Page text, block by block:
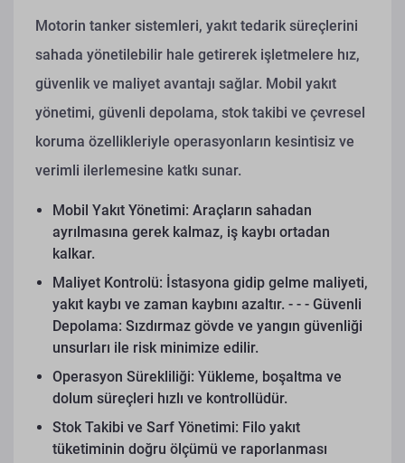
Motorin tanker sistemleri, yakıt tedarik süreçlerini
sahada yönetilebilir hale getirerek işletmelere hız,
güvenlik ve maliyet avantajı sağlar. Mobil yakıt
yönetimi, güvenli depolama, stok takibi ve çevresel
koruma özellikleriyle operasyonların kesintisiz ve
verimli ilerlemesine katkı sunar.
Mobil Yakıt Yönetimi: Araçların sahadan
ayrılmasına gerek kalmaz, iş kaybı ortadan
kalkar.
Maliyet Kontrolü: İstasyona gidip gelme maliyeti,
yakıt kaybı ve zaman kaybını azaltır. - - - Güvenli
Depolama: Sızdırmaz gövde ve yangın güvenliği
unsurları ile risk minimize edilir.
Operasyon Sürekliliği: Yükleme, boşaltma ve
dolum süreçleri hızlı ve kontrollüdür.
Stok Takibi ve Sarf Yönetimi: Filo yakıt
tüketiminin doğru ölçümü ve raporlanması